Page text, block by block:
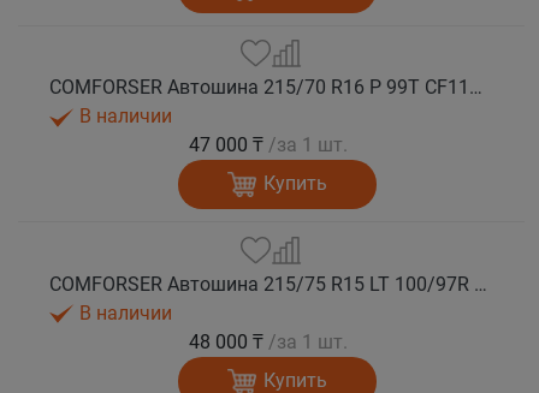
COMFORSER Автошина 215/70 R16 P 99T CF1100 RWL лето
В наличии
47 000 ₸ /за 1 шт.
Купить
COMFORSER Автошина 215/75 R15 LT 100/97R CF1100 6PR RWL лето
В наличии
48 000 ₸ /за 1 шт.
Купить